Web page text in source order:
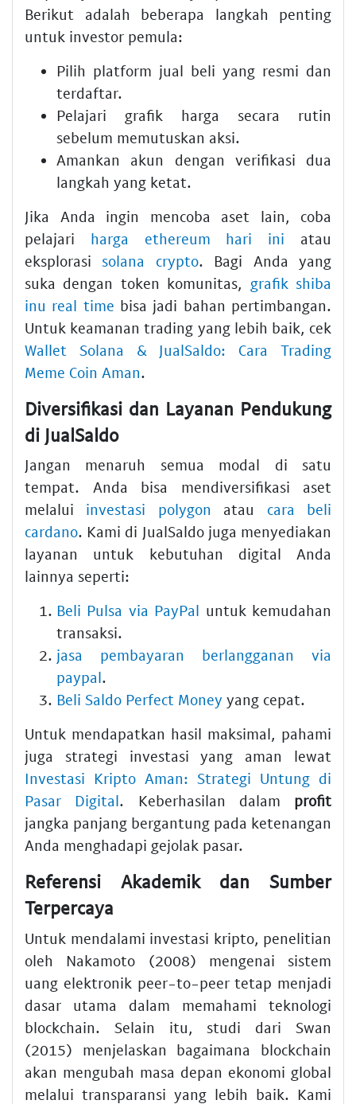
Berikut adalah beberapa langkah penting
untuk investor pemula:
Pilih platform jual beli yang resmi dan
terdaftar.
Pelajari grafik harga secara rutin
sebelum memutuskan aksi.
Amankan akun dengan verifikasi dua
langkah yang ketat.
Jika Anda ingin mencoba aset lain, coba
pelajari harga ethereum hari ini atau
eksplorasisolana crypto. Bagi Anda yang
suka dengan token komunitas, grafik shiba
inu real time bisa jadi bahan pertimbangan.
Untuk keamanan trading yang lebih baik, cek
Wallet Solana & JualSaldo: Cara Trading
Meme Coin Aman.
Diversifikasi dan Layanan Pendukung
di JualSaldo
Jangan menaruh semua modal di satu
tempat. Anda bisa mendiversifikasi aset
melalui investasi polygon atau cara beli
cardano. Kami di JualSaldo juga menyediakan
layanan untuk kebutuhan digital Anda
lainnya seperti:
Beli Pulsa via PayPal untuk kemudahan
transaksi.
jasa pembayaran berlangganan via
paypal.
Beli Saldo Perfect Money yang cepat.
Untuk mendapatkan hasil maksimal, pahami
juga strategi investasi yang aman lewat
Investasi Kripto Aman: Strategi Untung di
Pasar Digital. Keberhasilan dalam profit
jangka panjang bergantung pada ketenangan
Anda menghadapi gejolak pasar.
Referensi Akademik dan Sumber
Terpercaya
Untuk mendalami investasi kripto, penelitian
oleh Nakamoto (2008) mengenai sistem
uang elektronik peer-to-peer tetap menjadi
dasar utama dalam memahami teknologi
blockchain. Selain itu, studi dari Swan
(2015) menjelaskan bagaimana blockchain
akan mengubah masa depan ekonomi global
melalui transparansi yang lebih baik. Kami